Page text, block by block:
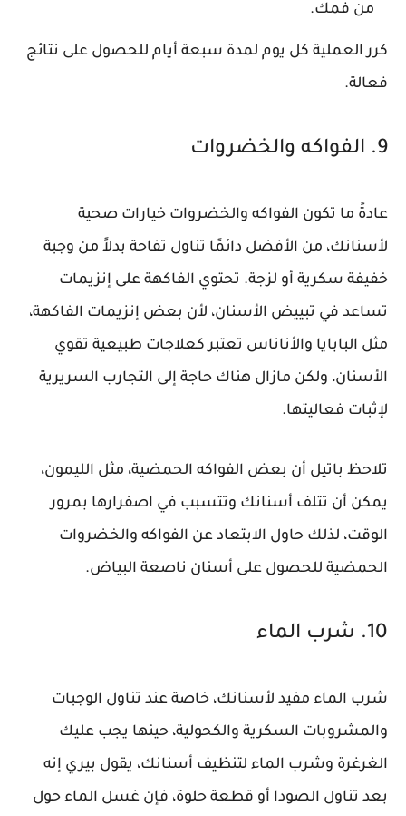
من فمك.
كرر العملية كل يوم لمدة سبعة أيام للحصول على نتائج
فعالة.
9. الفواكه والخضروات
عادةً ما تكون الفواكه والخضروات خيارات صحية
لأسنانك، من الأفضل دائمًا تناول تفاحة بدلاً من وجبة
خفيفة سكرية أو لزجة. تحتوي الفاكهة على إنزيمات
تساعد في تبييض الأسنان، لأن بعض إنزيمات الفاكهة،
مثل البابايا والأناناس تعتبر كعلاجات طبيعية تقوي
الأسنان، ولكن مازال هناك حاجة إلى التجارب السريرية
لإثبات فعاليتها.
تلاحظ باتيل أن بعض الفواكه الحمضية، مثل الليمون،
يمكن أن تتلف أسنانك وتتسبب في اصفرارها بمرور
الوقت، لذلك حاول الابتعاد عن الفواكه والخضروات
الحمضية للحصول على أسنان ناصعة البياض.
10. شرب الماء
شرب الماء مفيد لأسنانك، خاصة عند تناول الوجبات
والمشروبات السكرية والكحولية، حينها يجب عليك
الغرغرة وشرب الماء لتنظيف أسنانك، يقول بيري إنه
بعد تناول الصودا أو قطعة حلوة، فإن غسل الماء حول